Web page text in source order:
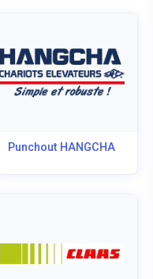
Punchout HANGCHA